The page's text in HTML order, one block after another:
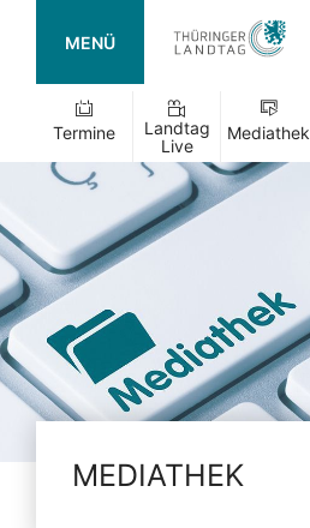
MENÜ
Termine
Landtag
Live
Mediathek
MEDIATHEK